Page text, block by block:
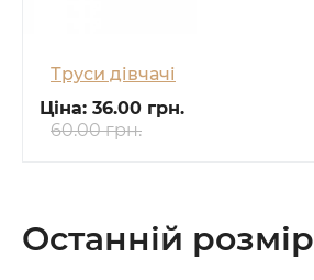
Труси дівчачі
Ціна: 36.00 грн.
60.00 грн.
Останній розмір